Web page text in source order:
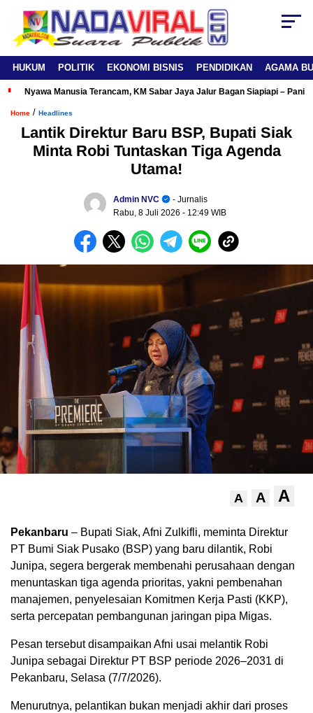
HUKUM POLITIK EKONOMI BISNIS PENDIDIKAN AGAMA
Nyawa Manusia Terancam, KM Sabar Jaya Jalur Bagan Siapiapi –
Home / Headlines
Lantik Direktur Baru BSP, Bupati Siak
Minta Robi Tuntaskan Tiga Agenda
Utama!
Admin NVC
- Jurnalis
Rabu, 8 Juli 2026 - 12:49 WIB
A A A
Pekanbaru – Bupati Siak, Afni Zulkifli, meminta Direktur
PT Bumi Siak Pusako (BSP) yang baru dilantik, Robi
Junipa, segera bergerak membenahi perusahaan dengan
menuntaskan tiga agenda prioritas, yakni pembenahan
manajemen, penyelesaian Komitmen Kerja Pasti (KKP),
serta percepatan pembangunan jaringan pipa Migas.
Pesan tersebut disampaikan Afni usai melantik Robi
Junipa sebagai Direktur PT BSP periode 2026–2031 di
Pekanbaru, Selasa (7/7/2026).
Menurutnya, pelantikan bukan menjadi akhir dari proses